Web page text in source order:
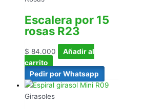
Escalera por 15
rosas R23
$ 84.000
Añadir al
carrito
Pedir por Whatsapp
Girasoles